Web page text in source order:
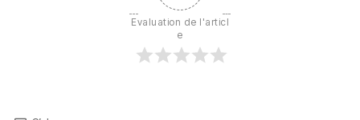
Evaluation de l'articl
e